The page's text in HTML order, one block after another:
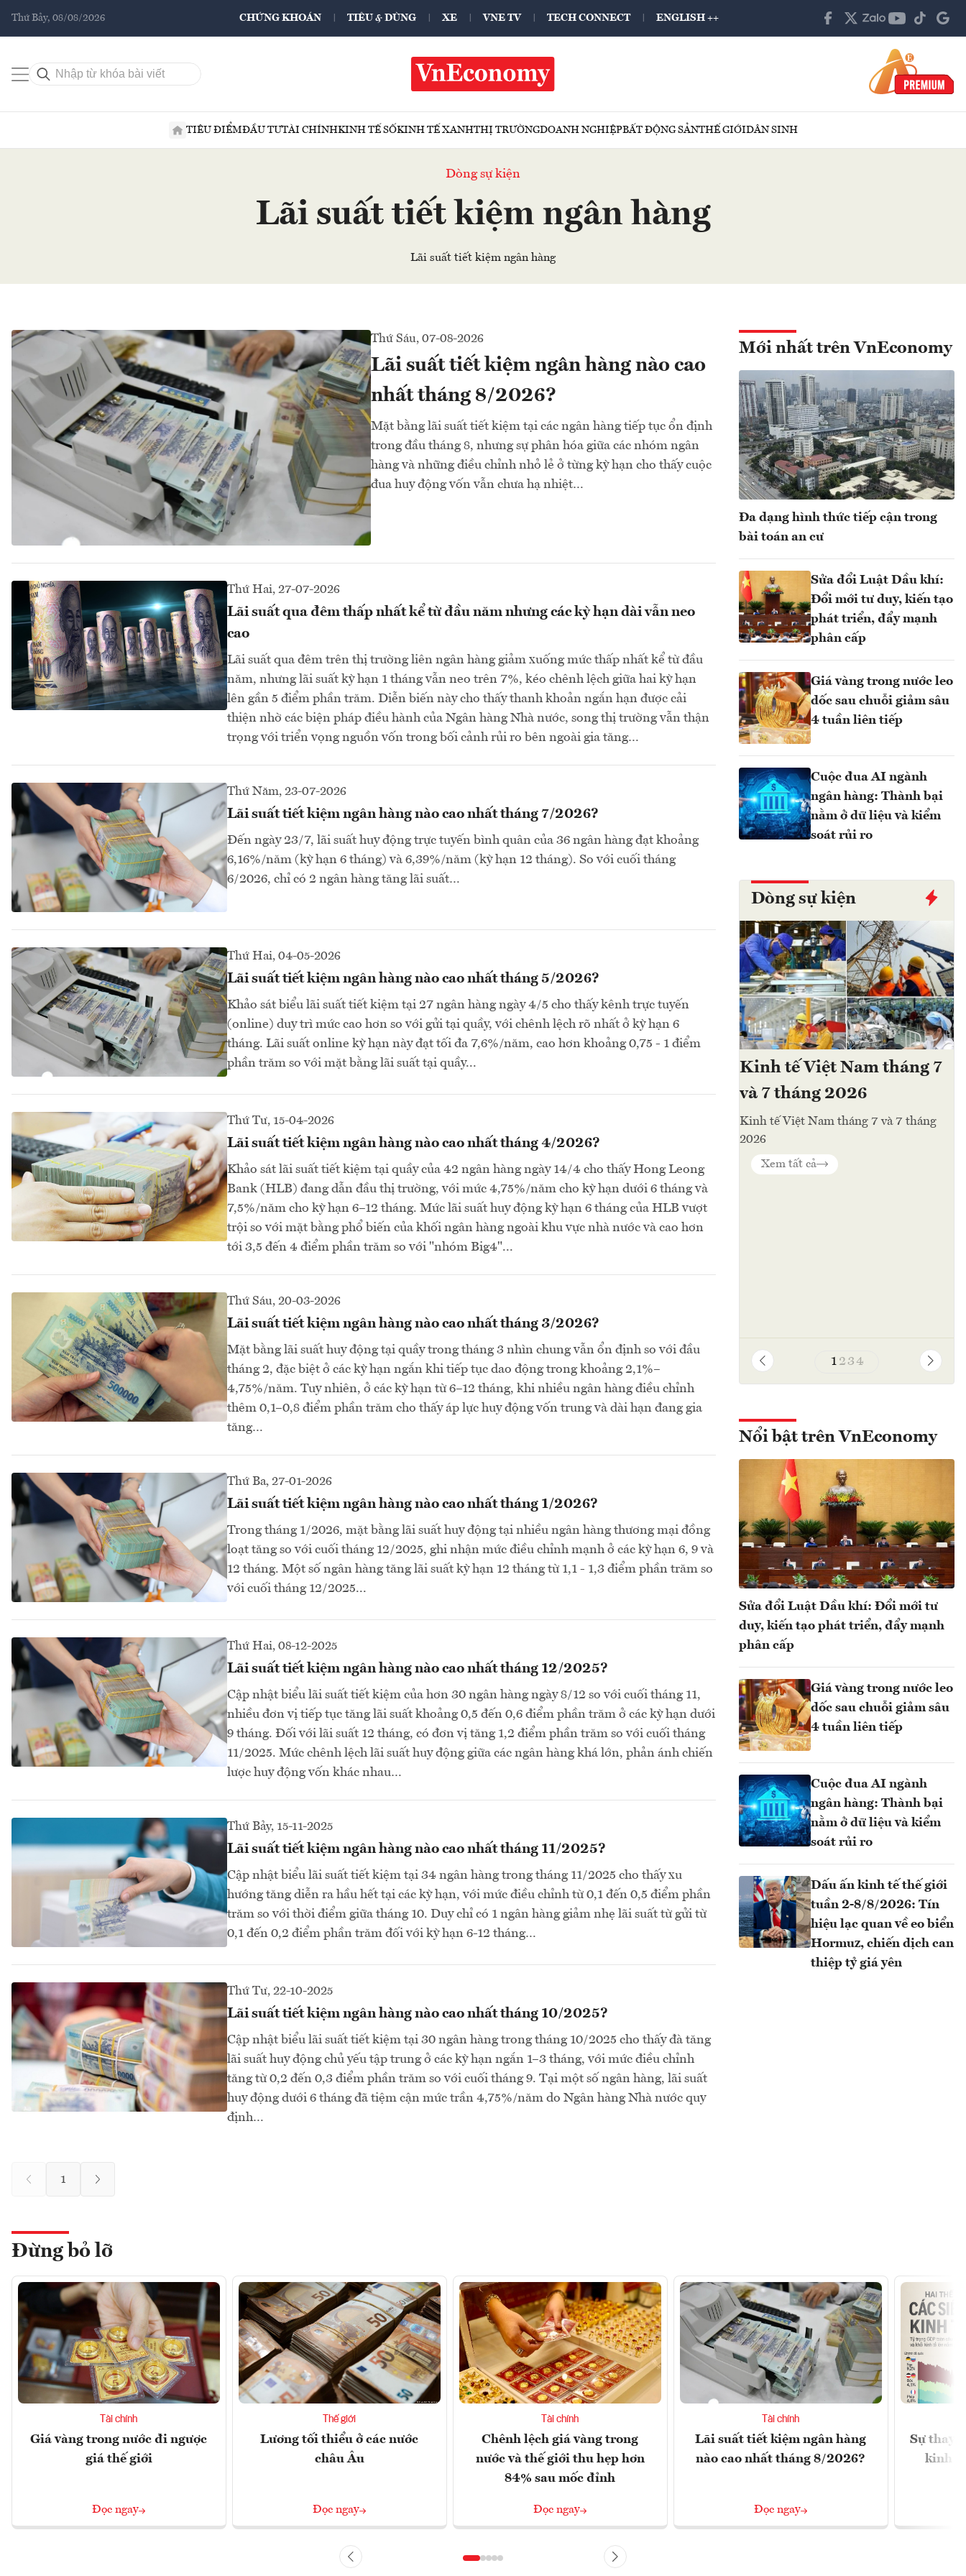
Thứ Bảy, 08/08/2026 CHỨNG KHOÁN TIÊU & DÙNG XE VNE TV TECH CONNECT ENGLISH ++
TIÊU ĐIỂMĐẦU TƯTÀI CHÍNHKINH TẾ SỐKINH TẾ XANHTHỊ TRƯỜNGDOANH NGHIỆPBẤT ĐỘNG SẢNTHẾ GIỚIDÂN SINH
Dòng sự kiện
Lãi suất tiết kiệm ngân hàng
Lãi suất tiết kiệm ngân hàng
Thứ Sáu, 07-08-2026
Lãi suất tiết kiệm ngân hàng nào cao
nhất tháng 8/2026?
Mặt bằng lãi suất tiết kiệm tại các ngân hàng tiếp tục ổn định
trong đầu tháng 8, nhưng sự phân hóa giữa các nhóm ngân
hàng và những điều chỉnh nhỏ lẻ ở từng kỳ hạn cho thấy cuộc
đua huy động vốn vẫn chưa hạ nhiệt…
Thứ Hai, 27-07-2026
Lãi suất qua đêm thấp nhất kể từ đầu năm nhưng các kỳ hạn dài vẫn neo
cao
Lãi suất qua đêm trên thị trường liên ngân hàng giảm xuống mức thấp nhất kể từ đầu
năm, nhưng lãi suất kỳ hạn 1 tháng vẫn neo trên 7%, kéo chênh lệch giữa hai kỳ hạn
lên gần 5 điểm phần trăm. Diễn biến này cho thấy thanh khoản ngắn hạn được cải
thiện nhờ các biện pháp điều hành của Ngân hàng Nhà nước, song thị trường vẫn thận
trọng với triển vọng nguồn vốn trong bối cảnh rủi ro bên ngoài gia tăng…
Thứ Năm, 23-07-2026
Lãi suất tiết kiệm ngân hàng nào cao nhất tháng 7/2026?
Đến ngày 23/7, lãi suất huy động trực tuyến bình quân của 36 ngân hàng đạt khoảng
6,16%/năm (kỳ hạn 6 tháng) và 6,39%/năm (kỳ hạn 12 tháng). So với cuối tháng
6/2026, chỉ có 2 ngân hàng tăng lãi suất…
Thứ Hai, 04-05-2026
Lãi suất tiết kiệm ngân hàng nào cao nhất tháng 5/2026?
Khảo sát biểu lãi suất tiết kiệm tại 27 ngân hàng ngày 4/5 cho thấy kênh trực tuyến
(online) duy trì mức cao hơn so với gửi tại quầy, với chênh lệch rõ nhất ở kỳ hạn 6
tháng. Lãi suất online kỳ hạn này đạt tối đa 7,6%/năm, cao hơn khoảng 0,75 - 1 điểm
phần trăm so với mặt bằng lãi suất tại quầy...
Thứ Tư, 15-04-2026
Lãi suất tiết kiệm ngân hàng nào cao nhất tháng 4/2026?
Khảo sát lãi suất tiết kiệm tại quầy của 42 ngân hàng ngày 14/4 cho thấy Hong Leong
Bank (HLB) đang dẫn đầu thị trường, với mức 4,75%/năm cho kỳ hạn dưới 6 tháng và
7,5%/năm cho kỳ hạn 6–12 tháng. Mức lãi suất huy động kỳ hạn 6 tháng của HLB vượt
trội so với mặt bằng phổ biến của khối ngân hàng ngoài khu vực nhà nước và cao hơn
tới 3,5 đến 4 điểm phần trăm so với "nhóm Big4"...
Thứ Sáu, 20-03-2026
Lãi suất tiết kiệm ngân hàng nào cao nhất tháng 3/2026?
Mặt bằng lãi suất huy động tại quầy trong tháng 3 nhìn chung vẫn ổn định so với đầu
tháng 2, đặc biệt ở các kỳ hạn ngắn khi tiếp tục dao động trong khoảng 2,1%–
4,75%/năm. Tuy nhiên, ở các kỳ hạn từ 6–12 tháng, khi nhiều ngân hàng điều chỉnh
thêm 0,1–0,8 điểm phần trăm cho thấy áp lực huy động vốn trung và dài hạn đang gia
tăng…
Thứ Ba, 27-01-2026
Lãi suất tiết kiệm ngân hàng nào cao nhất tháng 1/2026?
Trong tháng 1/2026, mặt bằng lãi suất huy động tại nhiều ngân hàng thương mại đồng
loạt tăng so với cuối tháng 12/2025, ghi nhận mức điều chỉnh mạnh ở các kỳ hạn 6, 9 và
12 tháng. Một số ngân hàng tăng lãi suất kỳ hạn 12 tháng từ 1,1 - 1,3 điểm phần trăm so
với cuối tháng 12/2025...
Thứ Hai, 08-12-2025
Lãi suất tiết kiệm ngân hàng nào cao nhất tháng 12/2025?
Cập nhật biểu lãi suất tiết kiệm của hơn 30 ngân hàng ngày 8/12 so với cuối tháng 11,
nhiều đơn vị tiếp tục tăng lãi suất khoảng 0,5 đến 0,6 điểm phần trăm ở các kỳ hạn dưới
9 tháng. Đối với lãi suất 12 tháng, có đơn vị tăng 1,2 điểm phần trăm so với cuối tháng
11/2025. Mức chênh lệch lãi suất huy động giữa các ngân hàng khá lớn, phản ánh chiến
lược huy động vốn khác nhau…
Thứ Bảy, 15-11-2025
Lãi suất tiết kiệm ngân hàng nào cao nhất tháng 11/2025?
Cập nhật biểu lãi suất tiết kiệm tại 34 ngân hàng trong tháng 11/2025 cho thấy xu
hướng tăng diễn ra hầu hết tại các kỳ hạn, với mức điều chỉnh từ 0,1 đến 0,5 điểm phần
trăm so với thời điểm giữa tháng 10. Duy chỉ có 1 ngân hàng giảm nhẹ lãi suất từ gửi từ
0,1 đến 0,2 điểm phần trăm đối với kỳ hạn 6-12 tháng…
Thứ Tư, 22-10-2025
Lãi suất tiết kiệm ngân hàng nào cao nhất tháng 10/2025?
Cập nhật biểu lãi suất tiết kiệm tại 30 ngân hàng trong tháng 10/2025 cho thấy đà tăng
lãi suất huy động chủ yếu tập trung ở các kỳ hạn ngắn 1–3 tháng, với mức điều chỉnh
tăng từ 0,2 đến 0,3 điểm phần trăm so với cuối tháng 9. Tại một số ngân hàng, lãi suất
huy động dưới 6 tháng đã tiệm cận mức trần 4,75%/năm do Ngân hàng Nhà nước quy
định…
1
Mới nhất trên VnEconomy
Đa dạng hình thức tiếp cận trong
bài toán an cư
Sửa đổi Luật Dầu khí:
Đổi mới tư duy, kiến tạo
phát triển, đẩy mạnh
phân cấp
Giá vàng trong nước leo
dốc sau chuỗi giảm sâu
4 tuần liên tiếp
Cuộc đua AI ngành
ngân hàng: Thành bại
nằm ở dữ liệu và kiểm
soát rủi ro
Dòng sự kiện
Kinh tế Việt Nam tháng 7
và 7 tháng 2026
Kinh tế Việt Nam tháng 7 và 7 tháng
2026
Xem tất cả
1 23 4
Nổi bật trên VnEconomy
Sửa đổi Luật Dầu khí: Đổi mới tư
duy, kiến tạo phát triển, đẩy mạnh
phân cấp
Giá vàng trong nước leo
dốc sau chuỗi giảm sâu
4 tuần liên tiếp
Cuộc đua AI ngành
ngân hàng: Thành bại
nằm ở dữ liệu và kiểm
soát rủi ro
Dấu ấn kinh tế thế giới
tuần 2-8/8/2026: Tín
hiệu lạc quan về eo biển
Hormuz, chiến dịch can
thiệp tỷ giá yên
Đừng bỏ lỡ
Tài chính
Giá vàng trong nước đi ngược
giá thế giới
Đọc ngay
Thế giới
Lương tối thiểu ở các nước
châu Âu
Đọc ngay
Tài chính
Chênh lệch giá vàng trong
nước và thế giới thu hẹp hơn
84% sau mốc đỉnh
Đọc ngay
Tài chính
Lãi suất tiết kiệm ngân hàng
nào cao nhất tháng 8/2026?
Đọc ngay
Sự thay
kinh